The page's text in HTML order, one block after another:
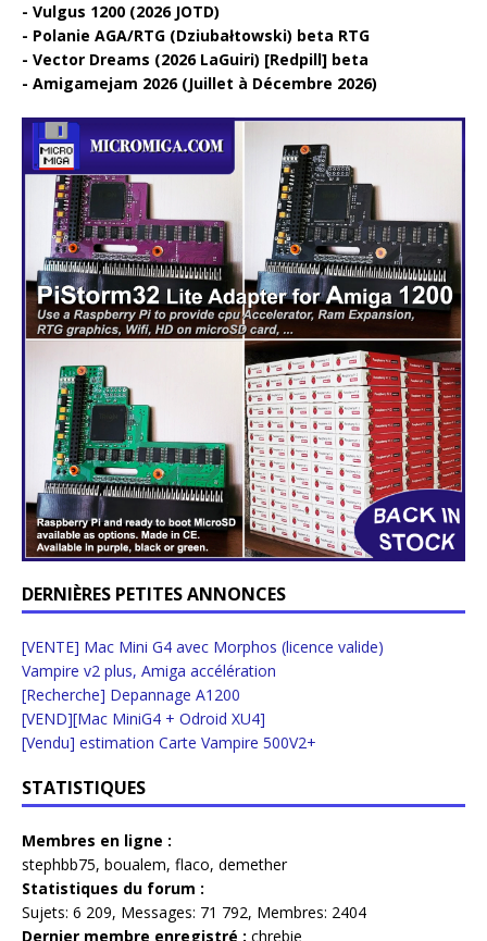
Vulgus 1200 (2026 JOTD)
Polanie AGA/RTG (Dziubałtowski) beta RTG
Vector Dreams (2026 LaGuiri) [Redpill] beta
Amigamejam 2026 (Juillet à Décembre 2026)
DERNIÈRES PETITES ANNONCES
[VENTE] Mac Mini G4 avec Morphos (licence valide)
Vampire v2 plus, Amiga accélération
[Recherche] Depannage A1200
[VEND][Mac MiniG4 + Odroid XU4]
[Vendu] estimation Carte Vampire 500V2+
STATISTIQUES
Membres en ligne :
stephbb75, boualem, flaco, demether
Statistiques du forum :
Sujets: 6 209, Messages: 71 792, Membres: 2404
Dernier membre enregistré : chrebie